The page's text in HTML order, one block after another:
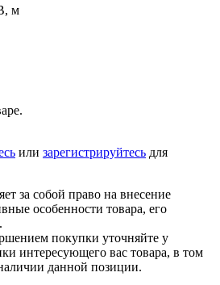
м
или зарегистрируйтесь для
за собой право на внесение
особенности товара, его
покупки уточняйте у
интересующего вас товара, в том
данной позиции.